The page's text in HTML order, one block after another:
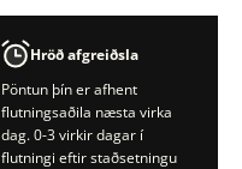
Hröð afgreiðsla
Pöntun þín er afhent
flutningsaðila næsta virka
dag. 0-3 virkir dagar í
flutningi eftir staðsetningu